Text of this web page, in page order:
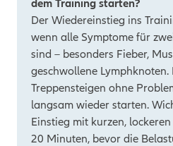
dem Training starten?
Der Wiedereinstieg ins
wenn alle Symptome für
sind – besonders Fieber,
geschwollene Lymphknoten.
Treppensteigen ohne
langsam wieder starten.
Einstieg mit kurzen,
20 Minuten, bevor die